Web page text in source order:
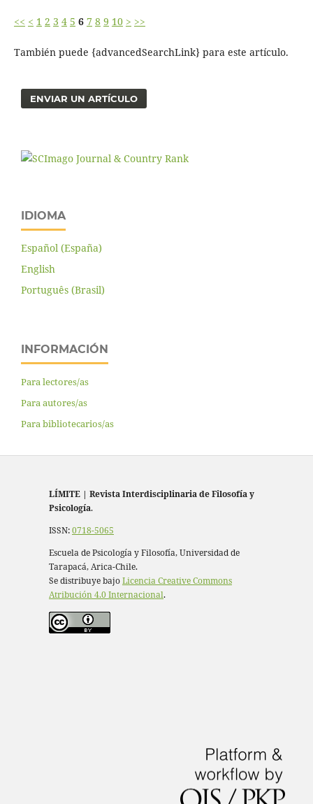
<< < 1 2 3 4 5 6 7 8 9 10 > >>
También puede {advancedSearchLink} para este artículo.
ENVIAR UN ARTÍCULO
IDIOMA
Español (España)
English
Português (Brasil)
INFORMACIÓN
Para lectores/as
Para autores/as
Para bibliotecarios/as
LÍMITE | Revista Interdisciplinaria de Filosofía y
Psicología.
ISSN:0718-5065
Escuela de Psicología y Filosofía, Universidad de
Tarapacá, Arica-Chile.
Se distribuye bajoLicencia Creative Commons
Atribución 4.0 Internacional.